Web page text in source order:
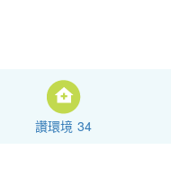
讚環境 34